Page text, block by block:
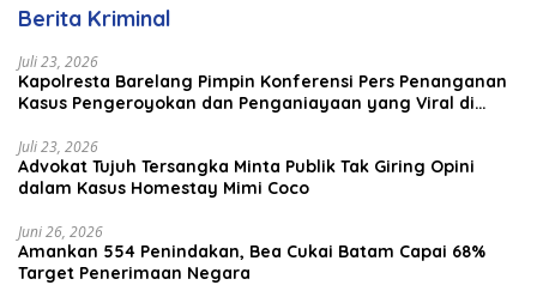
Berita Kriminal
Juli 23, 2026
Kapolresta Barelang Pimpin Konferensi Pers Penanganan
Kasus Pengeroyokan dan Penganiayaan yang Viral di
Juli 23, 2026
Advokat Tujuh Tersangka Minta Publik Tak Giring Opini
dalam Kasus Homestay Mimi Coco
Juni 26, 2026
Amankan 554 Penindakan, Bea Cukai Batam Capai 68%
Target Penerimaan Negara